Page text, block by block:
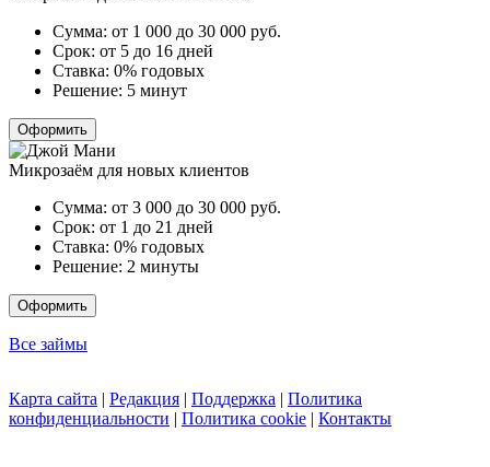
Сумма: от 1 000 до 30 000 руб.
Срок: от 5 до 16 дней
Ставка: 0% годовых
Решение: 5 минут
Оформить
Микрозаём для новых клиентов
Сумма: от 3 000 до 30 000 руб.
Срок: от 1 до 21 дней
Ставка: 0% годовых
Решение: 2 минуты
Оформить
Все займы
Карта сайта | Редакция | Поддержка | Политика
конфиденциальности | Политика cookie | Контакты